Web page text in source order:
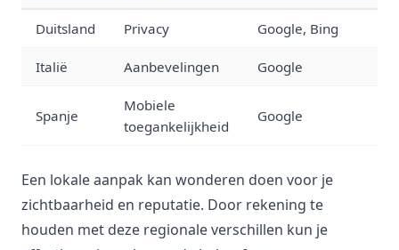
Duitsland Privacy Google, Bing
Italië Aanbevelingen Google
Spanje
Mobiele
toegankelijkheid
Google
Een lokale aanpak kan wonderen doen voor je
zichtbaarheid en reputatie. Door rekening te
houden met deze regionale verschillen kun je